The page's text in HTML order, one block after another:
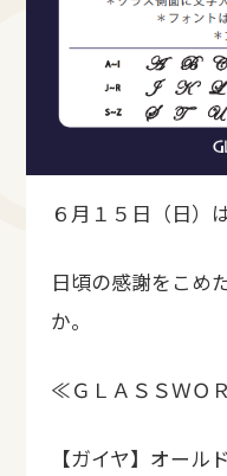
６月１５日（日）
日頃の感謝をこめ
か。
≪ＧＬＡＳＳＷ
【ガイヤ】オー